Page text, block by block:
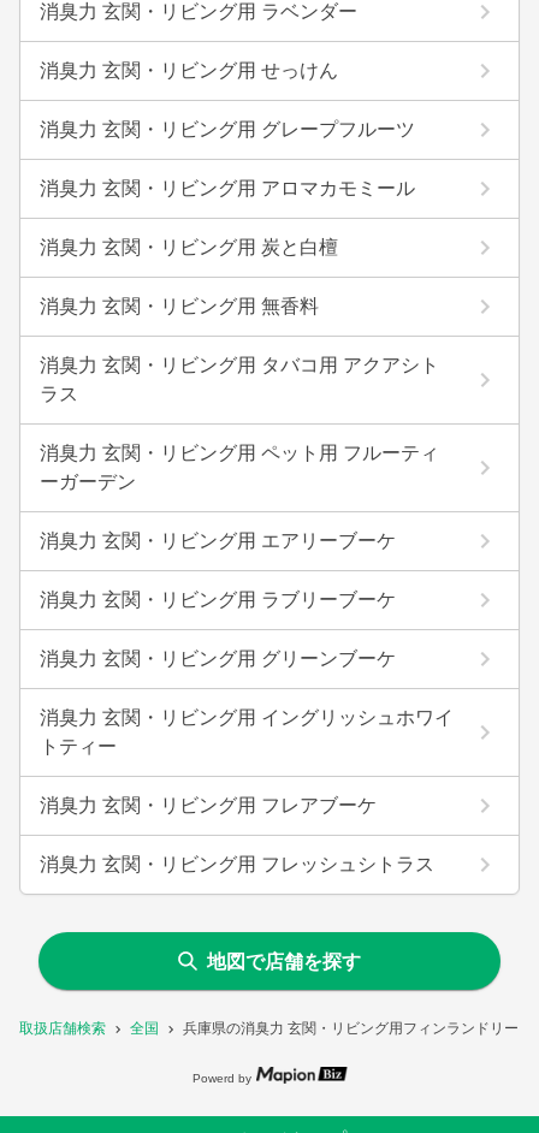
取扱店舗検索 全国 兵庫県の消臭力 玄関・リビング用フィンランドリーフ
消臭力 玄関・リビング用 ラベンダー
消臭力 玄関・リビング用 せっけん
消臭力 玄関・リビング用 グレープフルーツ
消臭力 玄関・リビング用 アロマカモミール
消臭力 玄関・リビング用 炭と白檀
消臭力 玄関・リビング用 無香料
消臭力 玄関・リビング用 タバコ用 アクアシト
ラス
消臭力 玄関・リビング用 ペット用 フルーティ
ーガーデン
消臭力 玄関・リビング用 エアリーブーケ
消臭力 玄関・リビング用 ラブリーブーケ
消臭力 玄関・リビング用 グリーンブーケ
消臭力 玄関・リビング用 イングリッシュホワイ
トティー
消臭力 玄関・リビング用 フレアブーケ
消臭力 玄関・リビング用 フレッシュシトラス
地図で店舗を探す
Powerd by